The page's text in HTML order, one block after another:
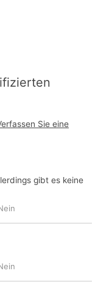
Sie eine
gibt es keine